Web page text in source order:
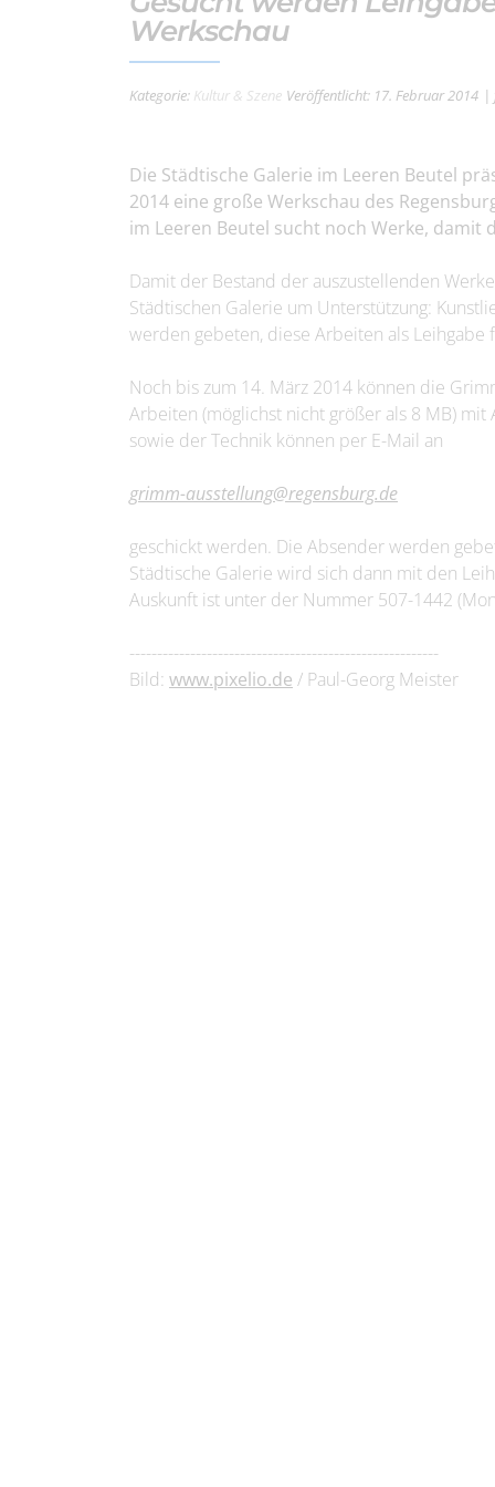
Werkschau
Kategorie: Kultur & Szene Veröffentlicht: 17. Februar 2014 |
Die Städtische Galerie im Leeren Beutel
2014 eine große Werkschau des
im Leeren Beutel sucht noch Werke, damit
Damit der Bestand der auszustellenden
Städtischen Galerie um Unterstützung:
werden gebeten, diese Arbeiten als Leihgabe
Noch bis zum 14. März 2014 können die
Arbeiten (möglichst nicht größer als 8 MB)
sowie der Technik können per E-Mail an
grimm-ausstellung@regensburg.de
geschickt werden. Die Absender werden
Städtische Galerie wird sich dann mit den
Auskunft ist unter der Nummer 507-1442
--------------------------------------------------------
Bild: www.pixelio.de / Paul-Georg Meister